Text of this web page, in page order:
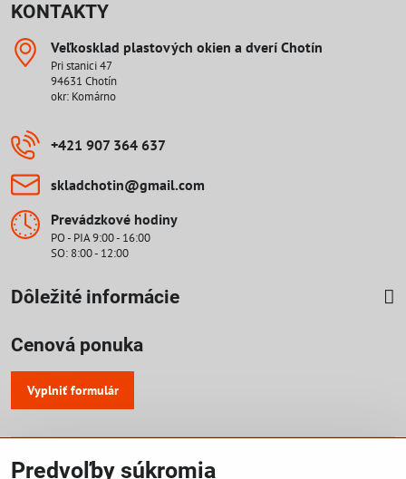
KONTAKTY
Veľkosklad plastových okien a dverí Chotín
Pri stanici 47
94631 Chotín
okr: Komárno
+421 907 364 637
skladchotin​@gmail​.com
Prevádzkové hodiny
PO - PIA 9:00 - 16:00
SO: 8:00 - 12:00
Dôležité informácie
Cenová ponuka
Vyplniť formulár
Predvoľby súkromiaZásady ochrany osobných údajov
Predvoľby súkromia